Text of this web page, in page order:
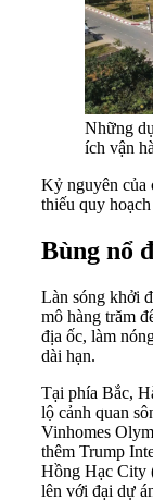
Những
ích vận
Kỷ nguyên của
thiếu quy
Bùng nổ
Làn sóng khởi
mô hàng trăm
địa ốc, làm
dài hạn.
Tại phía Bắc,
lộ cảnh quan
Vinhomes
thêm Trump
Hồng Hạc City
lên với đại dự